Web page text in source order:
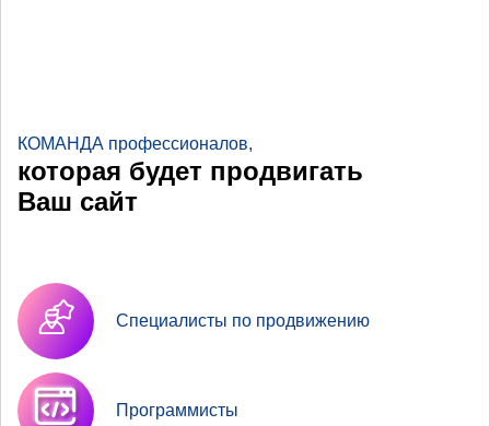
КОМАНДА профессионалов,
которая будет продвигать
Ваш сайт
Специалисты по продвижению
Программисты